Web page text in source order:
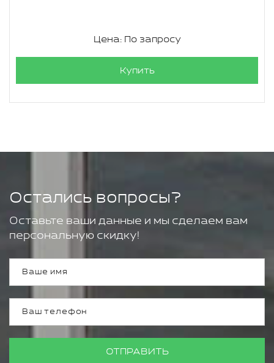
Цена: По запросу
Купить
Остались вопросы?
Оставьте ваши данные и мы сделаем вам
персональную скидку!
ОТПРАВИТЬ